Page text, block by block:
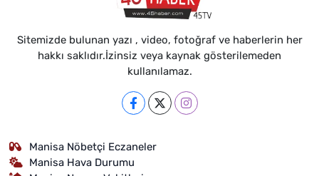
Sitemizde bulunan yazı , video, fotoğraf ve haberlerin her
hakkı saklıdır.İzinsiz veya kaynak gösterilemeden
kullanılamaz.
Manisa Nöbetçi Eczaneler
Manisa Hava Durumu